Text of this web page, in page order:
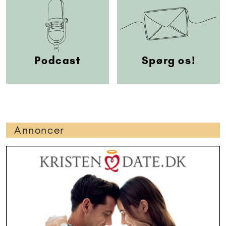
Podcast Spørg os!
Annoncer